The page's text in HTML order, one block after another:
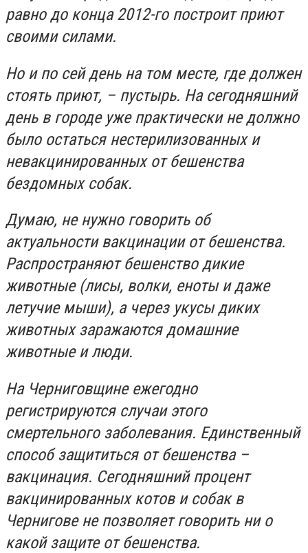
равно до конца 2012-гопостроит приют
своими силами.
Но ипо сей день на том месте, где должен
стоять приют, – пустырь. На сегодняшний
день в городе уже практически не должно
было остаться нестерилизованных и
невакцинированных от бешенства
бездомных собак.
Думаю, не нужно говорить об
актуальности вакцинации от бешенства.
Распространяют бешенство дикие
животные (лисы, волки, еноты и даже
летучие мыши), а через укусы диких
животных заражаются домашние
животные и люди.
На Черниговщине ежегодно
регистрируются случаи этого
смертельного заболевания. Единственный
способ защититься от бешенства –
вакцинация. Сегодняшний процент
вакцинированных котов и собак в
Чернигове не позволяет говорить ни о
какой защите от бешенства.